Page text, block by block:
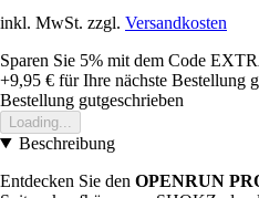
inkl. MwSt. zzgl. Versandkosten
Sparen Sie 5% mit dem Code
+9,95 € für Ihre nächste Bestellung
Bestellung gutgeschrieben
Loading...
Beschreibung
Entdecken Sie den OPENRUN